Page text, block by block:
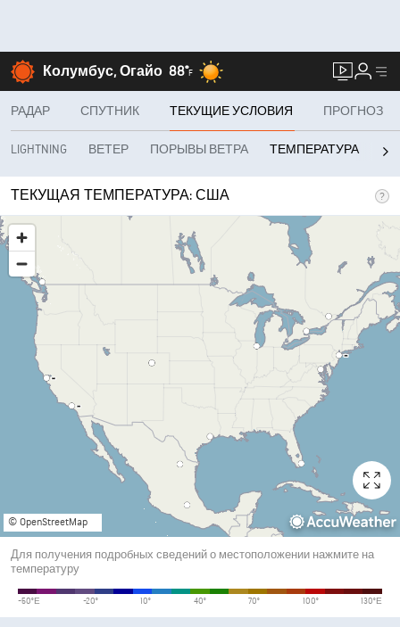
Колумбус, Огайо 88°F
РАДАР СПУТНИК ТЕКУЩИЕ УСЛОВИЯ ПРОГНОЗ
LIGHTNING ВЕТЕР ПОРЫВЫ ВЕТРА ТЕМПЕРАТУРА
ТЕКУЩАЯ ТЕМПЕРАТУРА: США
© OpenStreetMap
Для получения подробных сведений о местоположении нажмите на
температуру
-50°Е -20° 10° 40° 70° 100° 130°Е